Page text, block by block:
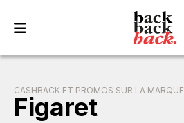
CASHBACK ET PROMOS SUR LA MARQUE
Figaret